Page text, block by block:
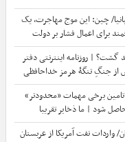
چین: این موج مهاجرت، یک
برای اعمال فشار بر دولت
| روزنامه اینترنتی دفتر
از جنگِ تنگۀ هرمز خداحافظی
تامین برخی مهمات «محدودتر»
شود | ما ذخایر تقریبا
نفت آمریکا از عربستان